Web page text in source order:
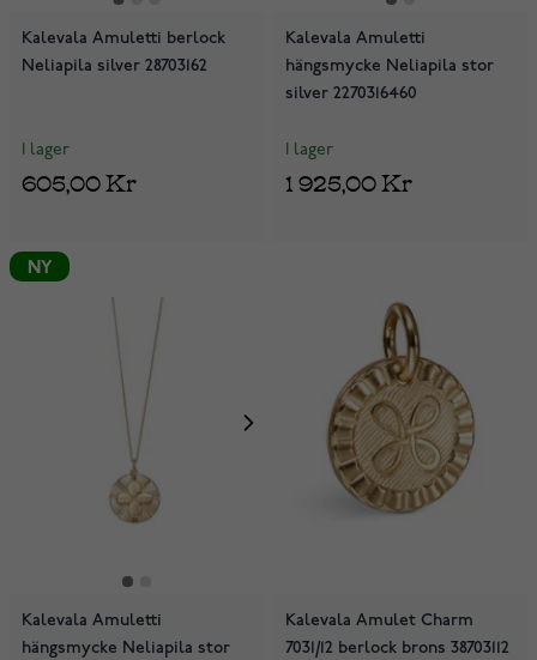
Kalevala Amuletti berlock
Neliapila silver 28703162
I lager
605,00 Kr
Kalevala Amuletti
hängsmycke Neliapila stor
silver 2270316460
I lager
1 925,00 Kr
NY
Kalevala Amuletti
hängsmycke Neliapila stor
Kalevala Amulet Charm
7031/12 berlock brons 38703112